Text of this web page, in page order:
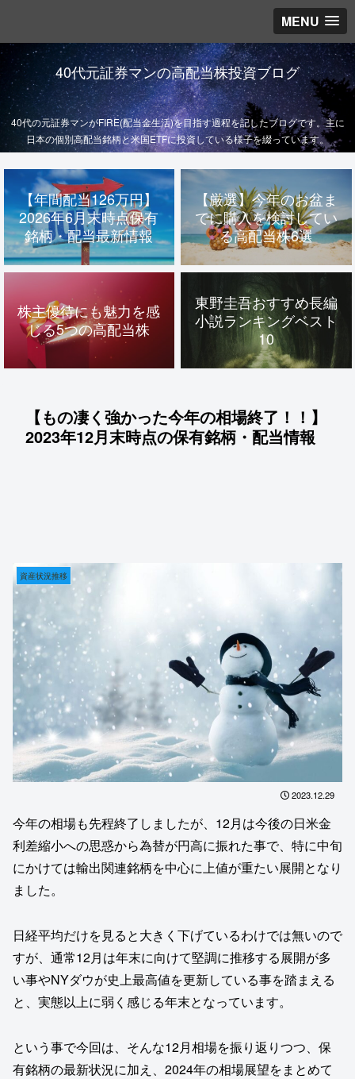
MENU
40代元証券マンの高配当株投資ブログ
40代の元証券マンがFIRE(配当金生活)を目指す過程を記したブログです。主に
日本の個別高配当銘柄と米国ETFに投資している様子を綴っています。
【年間配当126万円】
2026年6月末時点保有
銘柄・配当最新情報
【厳選】今年のお盆ま
でに購入を検討してい
る高配当株6選
株主優待にも魅力を感
じる5つの高配当株
東野圭吾おすすめ長編
小説ランキングベスト
10
【もの凄く強かった今年の相場終了！！】
2023年12月末時点の保有銘柄・配当情報
資産状況推移
2023.12.29
今年の相場も先程終了しましたが、12月は今後の日米金
利差縮小への思惑から為替が円高に振れた事で、特に中旬
にかけては輸出関連銘柄を中心に上値が重たい展開となり
ました。
日経平均だけを見ると大きく下げているわけでは無いので
すが、通常12月は年末に向けて堅調に推移する展開が多
い事やNYダウが史上最高値を更新している事を踏まえる
と、実態以上に弱く感じる年末となっています。
という事で今回は、そんな12月相場を振り返りつつ、保
有銘柄の最新状況に加え、2024年の相場展望をまとめて